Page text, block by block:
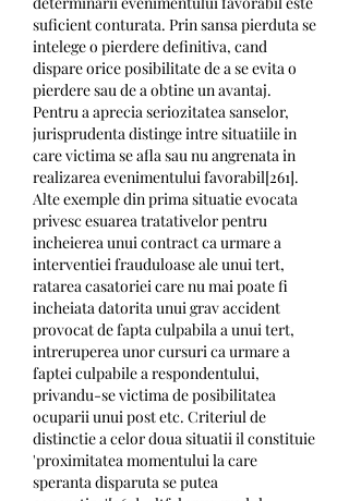
suficient conturata. Prin sansa pierduta se
intelege o pierdere definitiva, cand
dispare orice posibilitate de a se evita o
pierdere sau de a obtine un avantaj.
Pentru a aprecia seriozitatea sanselor,
jurisprudenta distinge intre situatiile in
care victima se afla sau nu angrenata in
realizarea evenimentului favorabil[261].
Alte exemple din prima situatie evocata
privesc esuarea tratativelor pentru
incheierea unui contract ca urmare a
interventiei frauduloase ale unui tert,
ratarea casatoriei care nu mai poate fi
incheiata datorita unui grav accident
provocat de fapta culpabila a unui tert,
intreruperea unor cursuri ca urmare a
faptei culpabile a respondentului,
privandu-se victima de posibilitatea
ocuparii unui post etc. Criteriul de
distinctie a celor doua situatii il constituie
'proximitatea momentului la care
speranta disparuta se putea